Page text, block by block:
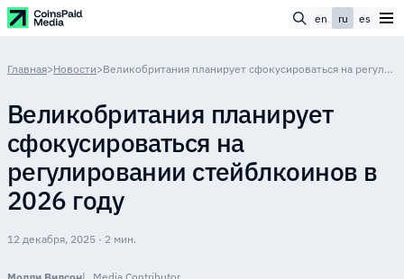
en ru es
Главная>Новости> Великобритания планирует сфокусироваться на регулировании стейблкоинов в 2026 году
Великобритания планирует
сфокусироваться на
регулировании стейблкоинов в
2026 году
12 декабря, 2025 · 2 мин.